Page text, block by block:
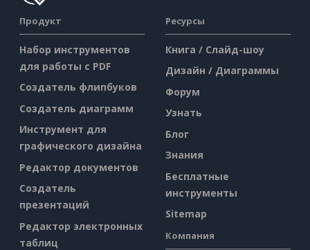
Продукт
Набор инструментов
для работы с PDF
Создатель флипбуков
Создатель диаграмм
Инструмент для
графического дизайна
Редактор документов
Создатель
презентаций
Редактор электронных
таблиц
Ресурсы
Книга / Слайд-шоу
Дизайн / Диаграммы
Форум
Узнать
Блог
Знания
Бесплатные
инструменты
Sitemap
Компания